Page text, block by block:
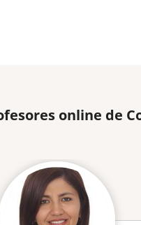
online de